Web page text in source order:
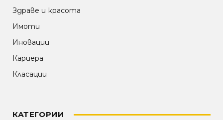
Здраве и красота
Имоти
Иновации
Кариера
Класации
КАТЕГОРИИ